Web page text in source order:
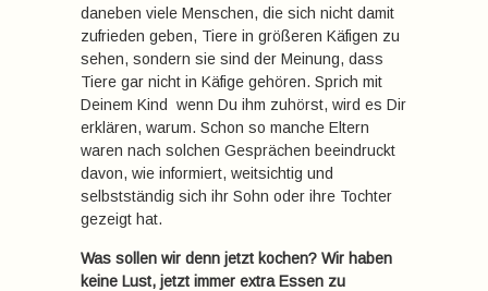
daneben viele Menschen, die sich nicht damit
zufrieden geben, Tiere in größeren Käfigen zu
sehen, sondern sie sind der Meinung, dass
Tiere gar nicht in Käfige gehören. Sprich mit
Deinem Kind  wenn Du ihm zuhörst, wird es Dir
erklären, warum. Schon so manche Eltern
waren nach solchen Gesprächen beeindruckt
davon, wie informiert, weitsichtig und
selbstständig sich ihr Sohn oder ihre Tochter
gezeigt hat.
Was sollen wir denn jetzt kochen? Wir haben
keine Lust, jetzt immer extra Essen zu